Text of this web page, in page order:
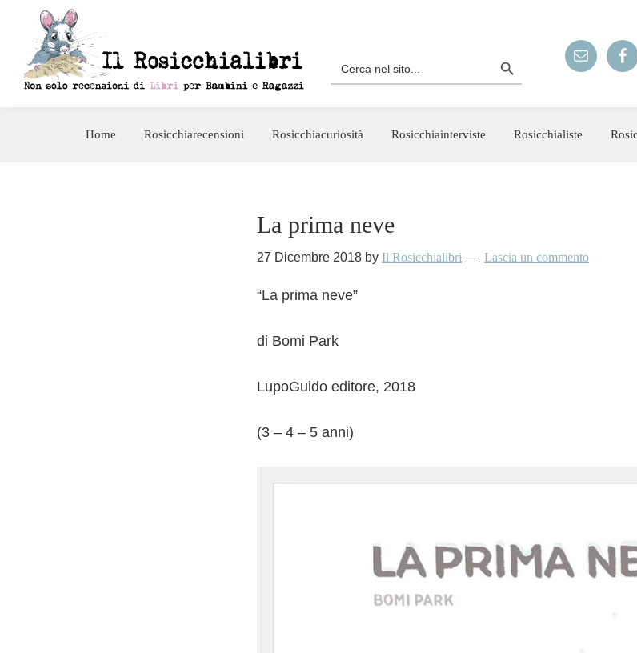
navigazione
primaria
contenuto
principale
Search
for:
Home Rosicchiarecensioni Rosicchiacuriosità Rosicchiainterviste Rosicchialiste
La prima neve
27 Dicembre 2018 by Il Rosicchialibri Lascia un commento
“La prima neve”
di Bomi Park
LupoGuido editore, 2018
(3 – 4 – 5 anni)